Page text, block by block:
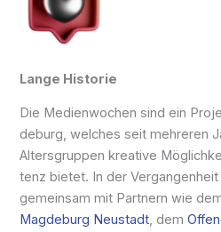
Lange Historie
Die Medien­­wochen sind ein
de­burg, wel­ches seit meh­re­ren
Alters­grup­pen krea­ti­ve
tenz bie­tet. In der
gemein­sam mit Part­nern wie
Mag­de­burg Neu­stadt, dem